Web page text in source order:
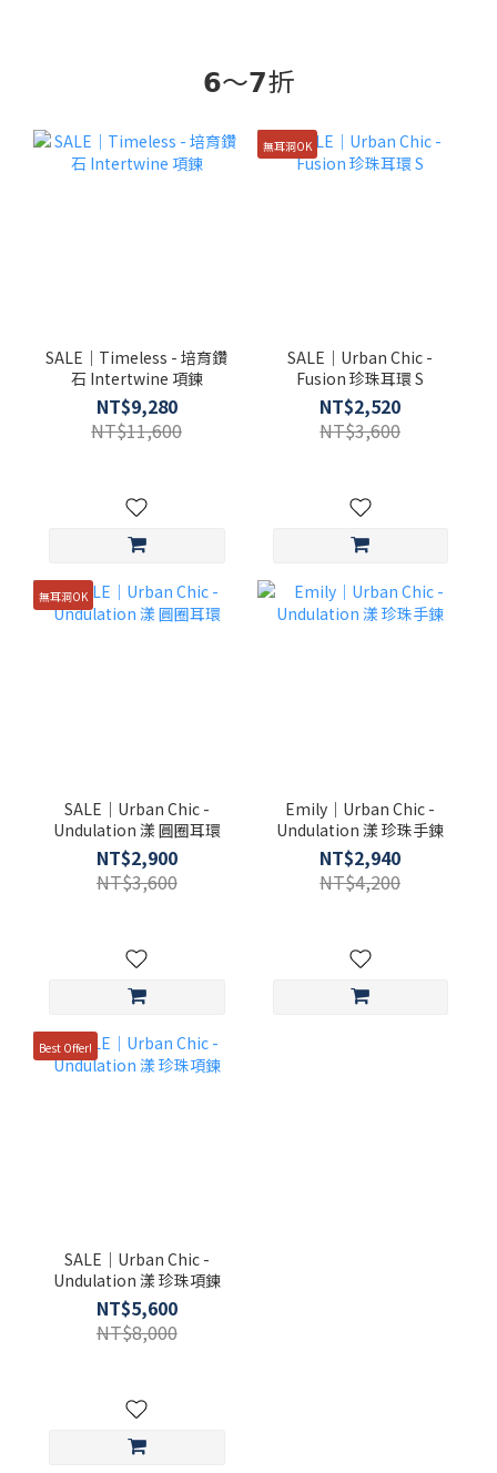
𝟲～𝟳折
SALE｜Timeless - 培育鑽
石 Intertwine 項鍊
NT$9,280
NT$11,600
無耳洞OK
SALE｜Urban Chic -
Fusion 珍珠耳環 S
NT$2,520
NT$3,600
無耳洞OK
SALE｜Urban Chic -
Undulation 漾 圓圈耳環
NT$2,900
NT$3,600
Emily｜Urban Chic -
Undulation 漾 珍珠手鍊
NT$2,940
NT$4,200
Best Offer!
SALE｜Urban Chic -
Undulation 漾 珍珠項鍊
NT$5,600
NT$8,000